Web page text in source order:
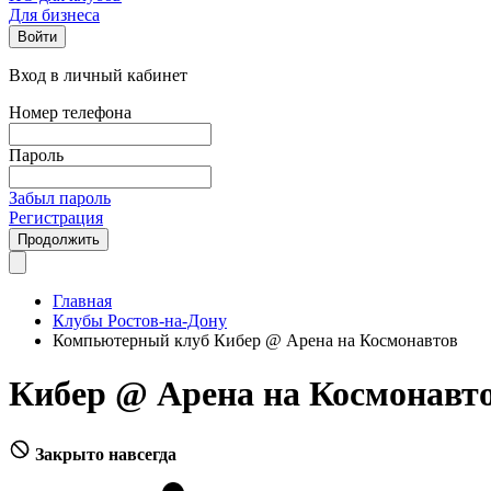
Для бизнеса
Войти
Вход в личный кабинет
Номер телефона
Пароль
Забыл пароль
Регистрация
Продолжить
Главная
Клубы Ростов-на-Дону
Компьютерный клуб Кибер @ Арена на Космонавтов
Кибер @ Арена на
Закрыто навсегда